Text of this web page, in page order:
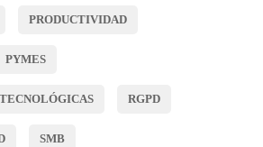
PRODUCTIVIDAD
PYMES
RGPD
SMB